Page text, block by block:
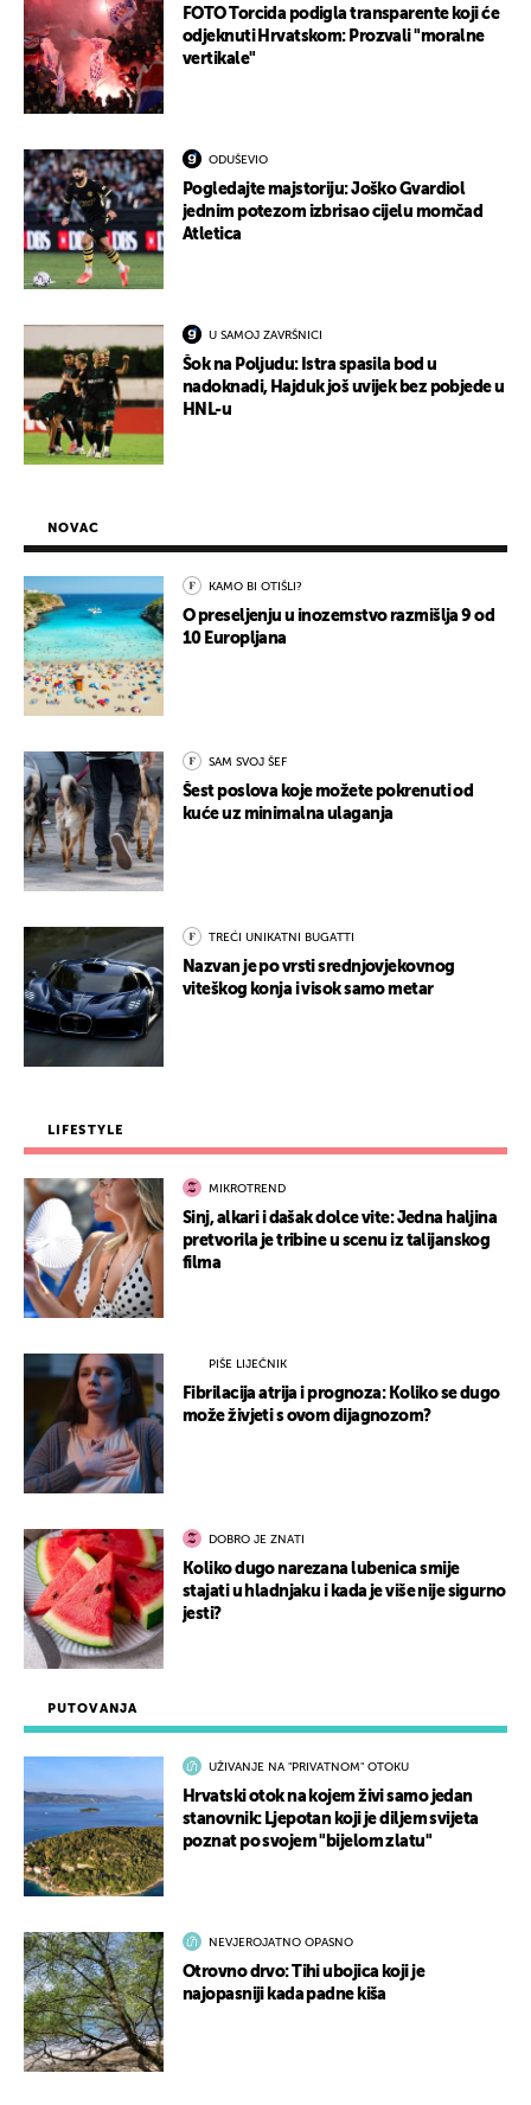
FOTO Torcida podigla transparente koji će
odjeknuti Hrvatskom: Prozvali "moralne
vertikale"
ODUŠEVIO
Pogledajte majstoriju: Joško Gvardiol
jednim potezom izbrisao cijelu momčad
Atletica
U SAMOJ ZAVRŠNICI
Šok na Poljudu: Istra spasila bod u
nadoknadi, Hajduk još uvijek bez pobjede u
HNL-u
PUTOVANJA
UŽIVANJE NA "PRIVATNOM" OTOKU
Hrvatski otok na kojem živi samo jedan
stanovnik: Ljepotan koji je diljem svijeta
poznat po svojem "bijelom zlatu"
NEVJEROJATNO OPASNO
Otrovno drvo: Tihi ubojica koji je
najopasniji kada padne kiša
NOVAC
KAMO BI OTIŠLI?
O preseljenju u inozemstvo razmišlja 9 od
10 Europljana
SAM SVOJ ŠEF
Šest poslova koje možete pokrenuti od
kuće uz minimalna ulaganja
TREĆI UNIKATNI BUGATTI
Nazvan je po vrsti srednjovjekovnog
viteškog konja i visok samo metar
LIFESTYLE
MIKROTREND
Sinj, alkari i dašak dolce vite: Jedna haljina
pretvorila je tribine u scenu iz talijanskog
filma
PIŠE LIJEČNIK
Fibrilacija atrija i prognoza: Koliko se dugo
može živjeti s ovom dijagnozom?
DOBRO JE ZNATI
Koliko dugo narezana lubenica smije
stajati u hladnjaku i kada je više nije sigurno
jesti?